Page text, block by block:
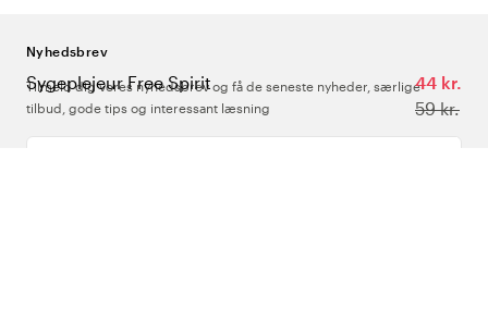
Sygeplejeur Free Spirit
44 kr.
59 kr.
Nyhedsbrev
Tilmeld dig vores nyhedsbrev og få de seneste nyheder, særlige
tilbud, gode tips og interessant læsning
Indtast din e-mailadresse